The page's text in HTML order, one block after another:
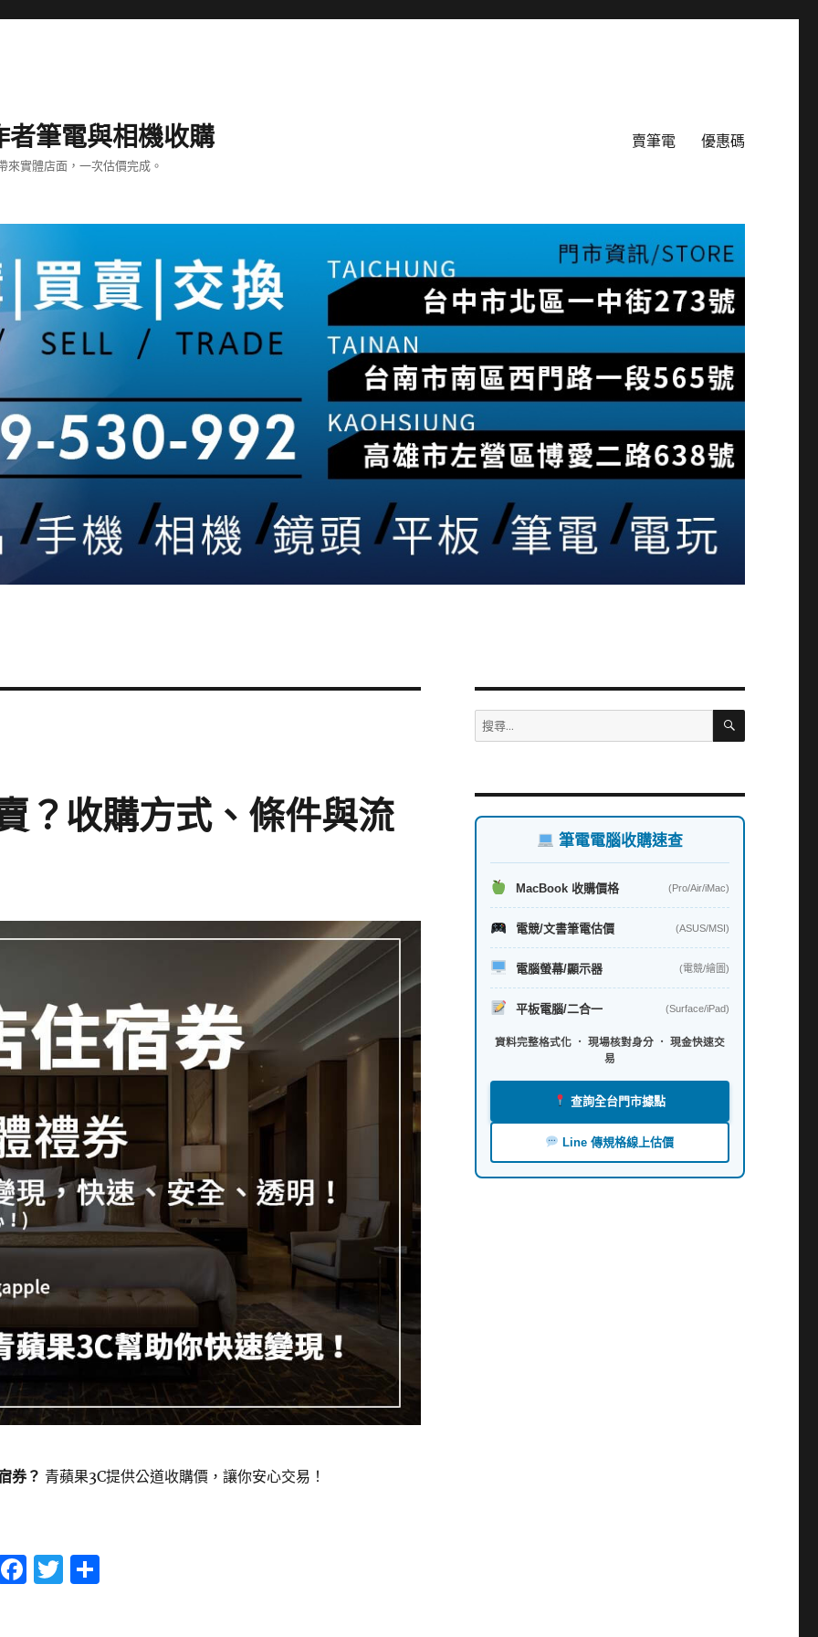
筆電與相機收購
實體店面，一次估價完成。
賣筆電 優惠碼
？收購方式、條件與流
券？ 青蘋果3C提供公道收購價，讓你安心交易！
F T 分
搜
尋
字:
搜
筆電電腦收購速查
MacBook 收購價格 (Pro/Air/iMac)
電競/文書筆電估價 (ASUS/MSI)
電腦螢幕/顯示器 (電競/繪圖)
平板電腦/二合一 (Surface/iPad)
資料完整格式化 ． 現場核對身分 ． 現金快速交
易
查詢全台門市據點
Line 傳規格線上估價